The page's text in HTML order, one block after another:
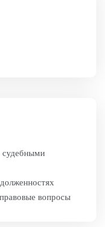
судебными
вопросы